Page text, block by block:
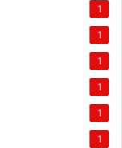
1
1
1
1
1
1